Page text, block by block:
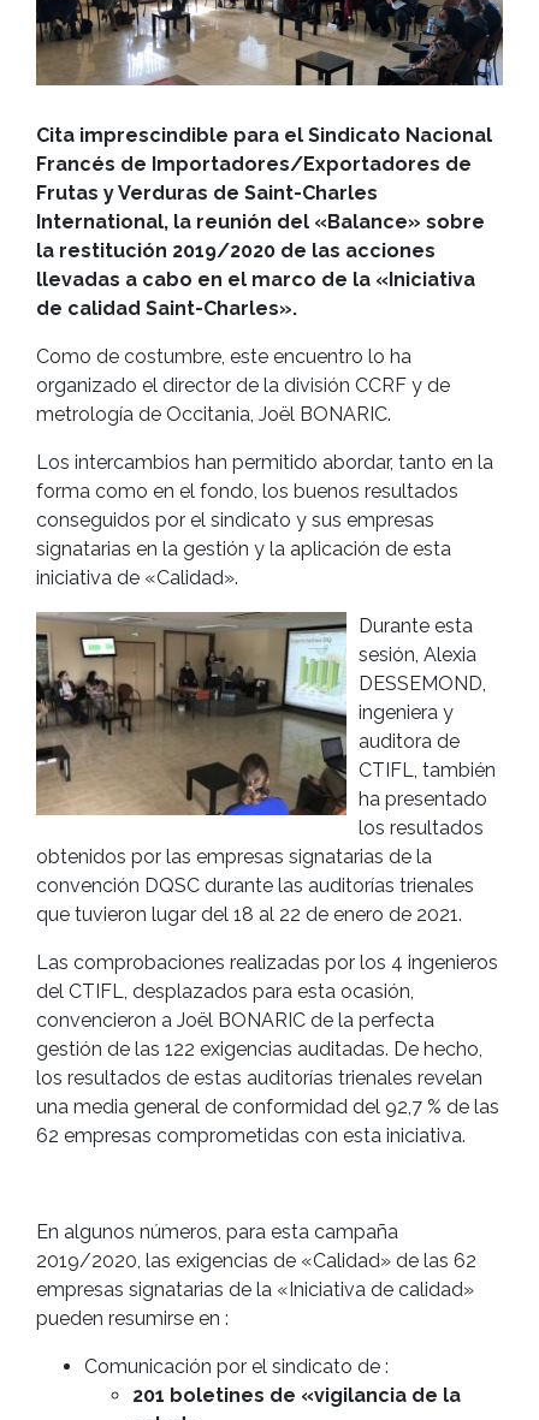
Cita imprescindible para el Sindicato Nacional
Francés de Importadores/Exportadores de
Frutas y Verduras de Saint-Charles
International, la reunión del «Balance» sobre
la restitución 2019/2020 de las acciones
llevadas a cabo en el marco de la «Iniciativa
de calidad Saint-Charles».
Como de costumbre, este encuentro lo ha
organizado el director de la división CCRF y de
metrología de Occitania, Joël BONARIC.
Los intercambios han permitido abordar, tanto en la
forma como en el fondo, los buenos resultados
conseguidos por el sindicato y sus empresas
signatarias en la gestión y la aplicación de esta
iniciativa de «Calidad».
Durante esta
sesión, Alexia
DESSEMOND,
ingeniera y
auditora de
CTIFL, también
ha presentado
los resultados
obtenidos por las empresas signatarias de la
convención DQSC durante las auditorías trienales
que tuvieron lugar del 18 al 22 de enero de 2021.
Las comprobaciones realizadas por los 4 ingenieros
del CTIFL, desplazados para esta ocasión,
convencieron a Joël BONARIC de la perfecta
gestión de las 122 exigencias auditadas. De hecho,
los resultados de estas auditorías trienales revelan
una media general de conformidad del 92,7 % de las
62 empresas comprometidas con esta iniciativa.
En algunos números, para esta campaña
2019/2020, las exigencias de «Calidad» de las 62
empresas signatarias de la «Iniciativa de calidad»
pueden resumirse en :
Comunicación por el sindicato de :
201 boletines de «vigilancia de la